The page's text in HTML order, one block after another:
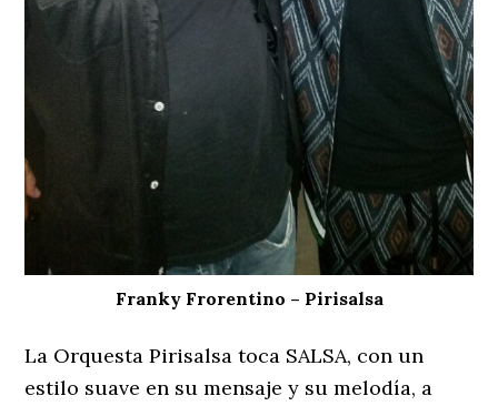
Franky Frorentino – Pirisalsa
La Orquesta Pirisalsa toca SALSA, con un
estilo suave en su mensaje y su melodía, a